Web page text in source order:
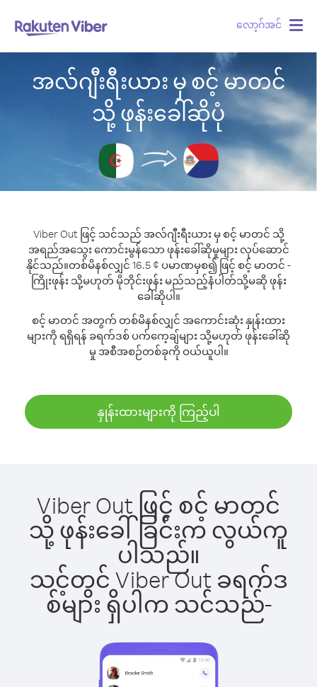
လော့ဂ်အင်
အလ်ဂျီးရီးယား မှ စင့် မာတင်
သို့ ဖုန်းခေါ်ဆိုပုံ
Viber Out ဖြင့် သင်သည် အလ်ဂျီးရီးယား မှ စင့် မာတင် သို့
အရည်အသွေး ကောင်းမွန်သော ဖုန်းခေါ်ဆိုမှုများ လုပ်ဆောင်
နိုင်သည်။တစ်မိနစ်လျှင် 16.5 ¢ ပမာဏမှစ၍ ဖြင့် စင့် မာတင် -
ကြိုးဖုန်း သို့မဟုတ် မိုဘိုင်းဖုန်း မည်သည့်နံပါတ်သို့မဆို ဖုန်း
ခေါ်ဆိုပါ။
စင့် မာတင် အတွက် တစ်မိနစ်လျှင် အကောင်းဆုံး နှုန်းထား
များကို ရရှိရန် ခရက်ဒစ် ပက်ကေ့ချ်များ သို့မဟုတ် ဖုန်းခေါ်ဆို
မှု အစီအစဉ်တစ်ခုကို ဝယ်ယူပါ။
နှုန်းထားများကို ကြည့်ပါ
Viber Out ဖြင့် စင့် မာတင်
သို့ ဖုန်းခေါ်ခြင်းက လွယ်ကူ
ပါသည်။
သင့်တွင် Viber Out ခရက်ဒ
စ်များ ရှိပါက သင်သည်-